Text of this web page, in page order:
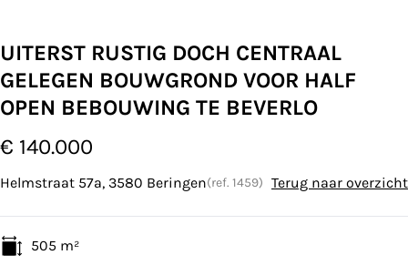
UITERST RUSTIG DOCH CENTRAAL
GELEGEN BOUWGROND VOOR HALF
OPEN BEBOUWING TE BEVERLO
€ 140.000
Helmstraat 57a, 3580 Beringen(ref. 1459) Terug naar overzicht
505 m²